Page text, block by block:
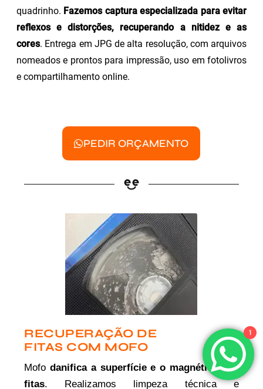
quadrinho. Fazemos captura especializada para evitar
reflexos e distorções, recuperando a nitidez e as
cores. Entrega em JPG de alta resolução, com arquivos
nomeados e prontos para impressão, uso em fotolivros
e compartilhamento online.
PEDIR ORÇAMENTO
RECUPERAÇÃO DE
FITAS COM MOFO
Mofodanifica a superfície e o magnético das
fitas. Realizamos limpeza técnica e
1